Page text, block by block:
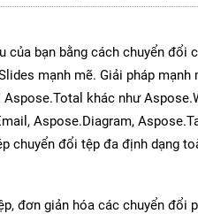
của bạn bằng cách chuyển đổi
mạnh mẽ. Giải pháp mạnh
khác như
Aspose.Diagram,
chuyển đổi tệp đa định dạng
đơn giản hóa các chuyển đổi